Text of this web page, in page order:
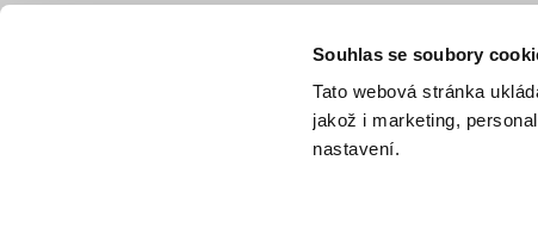
Souhlas se soubory
Tato webová stránka
jakož i marketing,
nastavení.
Pro dopravce
Archiv změn provozu